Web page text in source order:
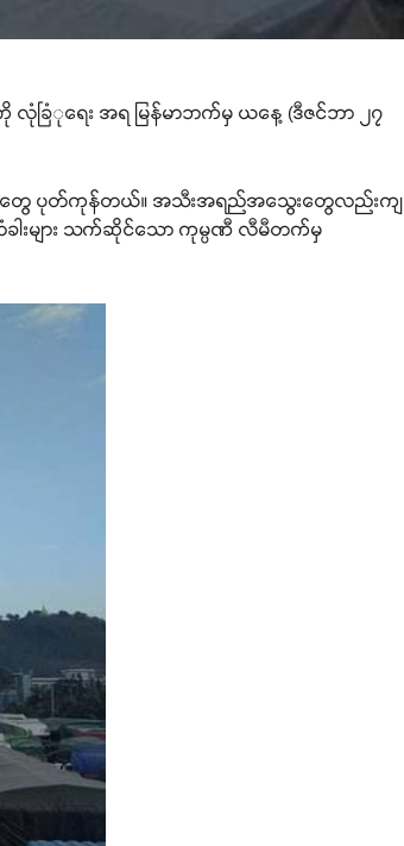
လုံခြံုရေး အရ မြန်မာဘက်မှ ယနေ့ (ဒီဇင်ဘာ ၂၇
းတွေ ပုတ်ကုန်တယ်။ အသီးအရည်အသွေးတွေလည်းကျ
ါးများ သက်ဆိုင်သော ကုမ္ပဏီ လီမီတက်မှ